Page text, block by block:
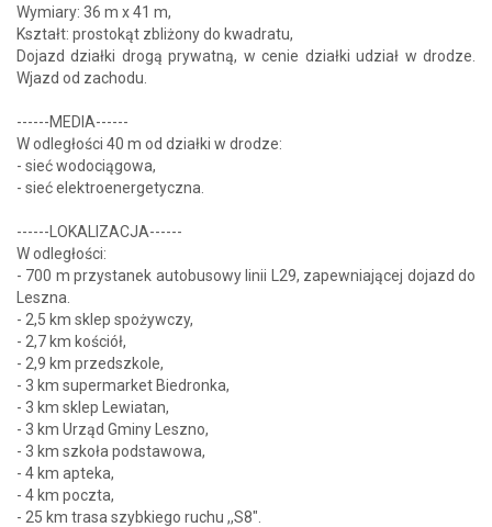
Wymiary: 36 m x 41 m,
Kształt: prostokąt zbliżony do kwadratu,
Dojazd działki drogą prywatną, w cenie działki udział w drodze.
Wjazd od zachodu.
------MEDIA------
W odległości 40 m od działki w drodze:
- sieć wodociągowa,
- sieć elektroenergetyczna.
------LOKALIZACJA------
W odległości:
- 700 m przystanek autobusowy linii L29, zapewniającej dojazd do
Leszna.
- 2,5 km sklep spożywczy,
- 2,7 km kościół,
- 2,9 km przedszkole,
- 3 km supermarket Biedronka,
- 3 km sklep Lewiatan,
- 3 km Urząd Gminy Leszno,
- 3 km szkoła podstawowa,
- 4 km apteka,
- 4 km poczta,
- 25 km trasa szybkiego ruchu ,,S8".